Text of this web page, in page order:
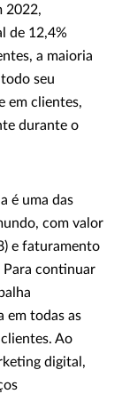
2022,
de 12,4%
a maioria
seu
em clientes,
durante o
é uma das
com valor
e faturamento
Para continuar
em todas as
Ao
digital,